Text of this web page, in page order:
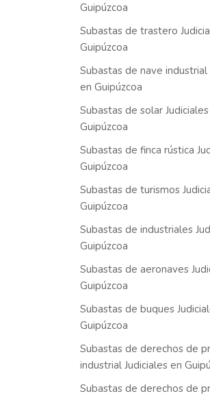
Guipúzcoa
Subastas de trastero
Guipúzcoa
Subastas de nave industrial
en Guipúzcoa
Subastas de solar
Guipúzcoa
Subastas de finca rústica
Guipúzcoa
Subastas de turismos
Guipúzcoa
Subastas de industriales
Guipúzcoa
Subastas de aeronaves
Guipúzcoa
Subastas de buques
Guipúzcoa
Subastas de derechos de
industrial Judiciales en
Subastas de derechos de